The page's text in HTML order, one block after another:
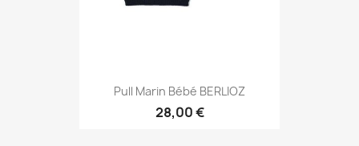
Pull Marin Bébé BERLIOZ
28,00 €